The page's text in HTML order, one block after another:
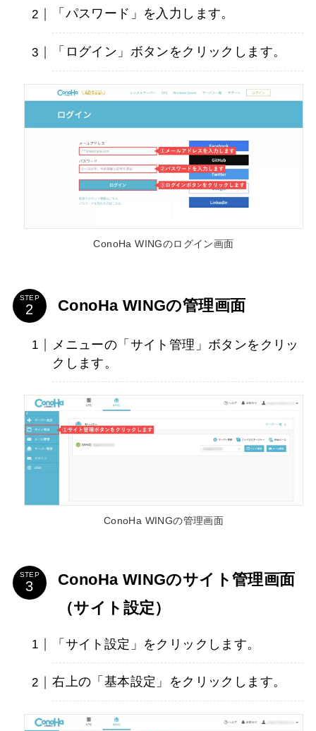
「パスワード」を入力します。
「ログイン」ボタンをクリックします。
ConoHa WINGのログイン画面
STEP ConoHa WINGの管理画面
メニューの「サイト管理」ボタンをクリッ
クします。
ConoHa WINGの管理画面
STEP
ConoHa WINGのサイト管理画面
（サイト設定）
「サイト設定」をクリックします。
右上の「基本設定」をクリックします。